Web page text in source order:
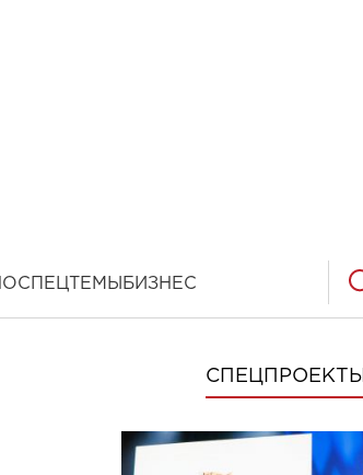
СПЕЦТЕМЫ БИЗНЕС
СПЕЦПРОЕКТЫ